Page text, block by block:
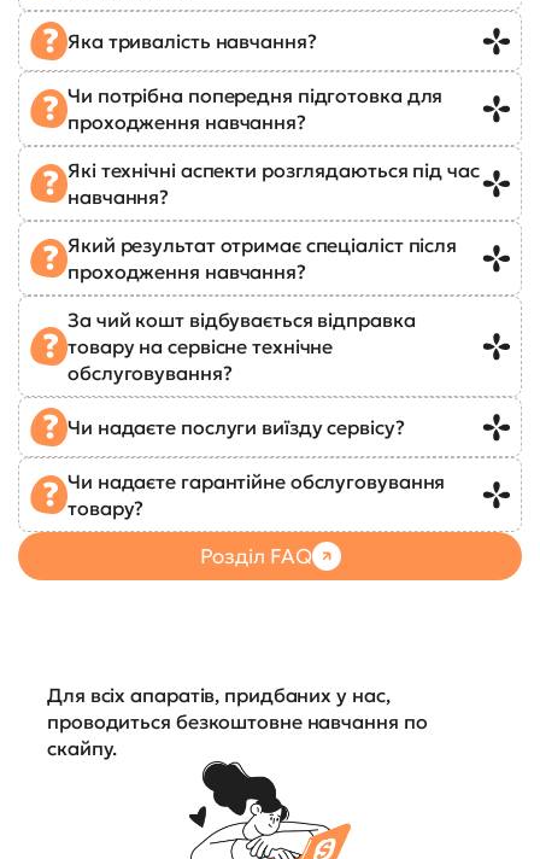
Яка тривалість навчання?
Чи потрібна попередня підготовка для
проходження навчання?
Які технічні аспекти розглядаються під час
навчання?
Який результат отримає спеціаліст після
проходження навчання?
За чий кошт відбувається відправка
товару на сервісне технічне
обслуговування?
Чи надаєте послуги виїзду сервісу?
Чи надаєте гарантійне обслуговування
товару?
Розділ FAQ
Для всіх апаратів, придбаних у нас,
проводиться безкоштовне навчання по
скайпу.